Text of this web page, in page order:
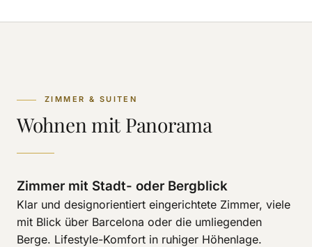
ZIMMER & SUITEN
Wohnen mit Panorama
Zimmer mit Stadt- oder Bergblick
Klar und designorientiert eingerichtete Zimmer, viele
mit Blick über Barcelona oder die umliegenden
Berge. Lifestyle-Komfort in ruhiger Höhenlage.